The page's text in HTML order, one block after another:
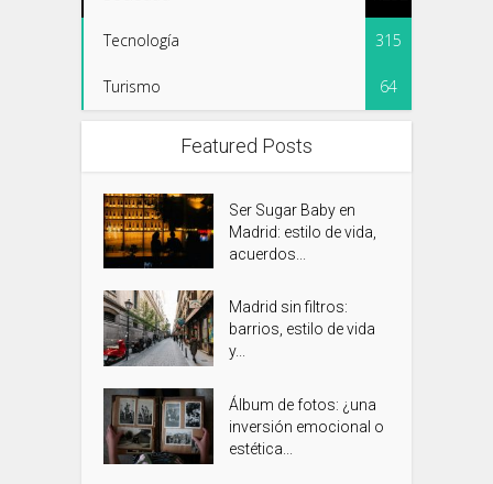
Tecnología 315
Turismo 64
Featured Posts
Ser Sugar Baby en
Madrid: estilo de vida,
acuerdos...
Madrid sin filtros:
barrios, estilo de vida
y...
Álbum de fotos: ¿una
inversión emocional o
estética...